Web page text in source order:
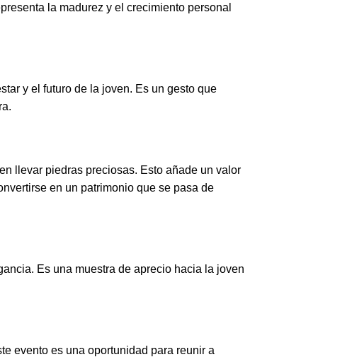
la madurez y el crecimiento personal
y el futuro de la joven. Es un gesto que
llevar piedras preciosas. Esto añade un valor
en un patrimonio que se pasa de
Es una muestra de aprecio hacia la joven
evento es una oportunidad para reunir a